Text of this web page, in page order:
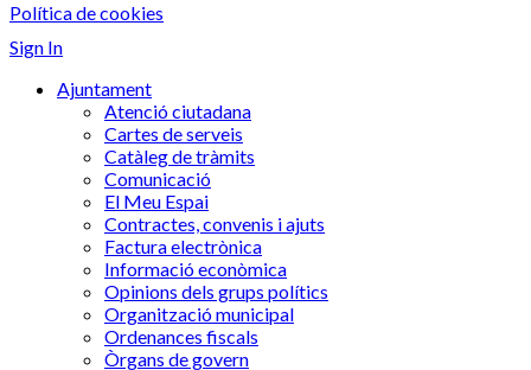
Política de cookies
Sign In
Ajuntament
Atenció ciutadana
Cartes de serveis
Catàleg de tràmits
Comunicació
El Meu Espai
Contractes, convenis i ajuts
Factura electrònica
Informació econòmica
Opinions dels grups polítics
Organització municipal
Ordenances fiscals
Òrgans de govern